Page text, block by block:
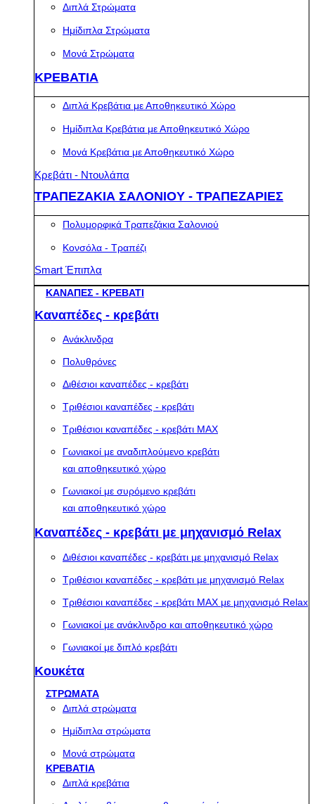
Διπλά Στρώματα
Ημίδιπλα Στρώματα
Μονά Στρώματα
ΚΡΕΒΑΤΙΑ
Διπλά Κρεβάτια με Αποθηκευτικό Χώρο
Ημίδιπλα Κρεβάτια με Αποθηκευτικό Χώρο
Μονά Κρεβάτια με Αποθηκευτικό Χώρο
Κρεβάτι - Ντουλάπα
ΤΡΑΠΕΖΑΚΙΑ ΣΑΛΟΝΙΟΥ - ΤΡΑΠΕΖΑΡΙΕΣ
Πολυμορφικά Τραπεζάκια Σαλονιού
Κονσόλα - Τραπέζι
Smart Έπιπλα
ΚΑΝΑΠΕΣ - ΚΡΕΒΑΤΙ
Καναπέδες - κρεβάτι
Ανάκλινδρα
Πολυθρόνες
Διθέσιοι καναπέδες - κρεβάτι
Τριθέσιοι καναπέδες - κρεβάτι
Τριθέσιοι καναπέδες - κρεβάτι MAX
Γωνιακοί με αναδιπλούμενο κρεβάτι
και αποθηκευτικό χώρο
Γωνιακοί με συρόμενο κρεβάτι
και αποθηκευτικό χώρο
Καναπέδες - κρεβάτι με μηχανισμό Relax
Διθέσιοι καναπέδες - κρεβάτι με μηχανισμό Relax
Τριθέσιοι καναπέδες - κρεβάτι με μηχανισμό Relax
Τριθέσιοι καναπέδες - κρεβάτι MAX με μηχανισμό Relax
Γωνιακοί με ανάκλινδρο και αποθηκευτικό χώρο
Γωνιακοί με διπλό κρεβάτι
Κουκέτα
ΣΤΡΩΜΑΤΑ
Διπλά στρώματα
Ημίδιπλα στρώματα
Μονά στρώματα
ΚΡΕΒΑΤΙΑ
Διπλά κρεβάτια